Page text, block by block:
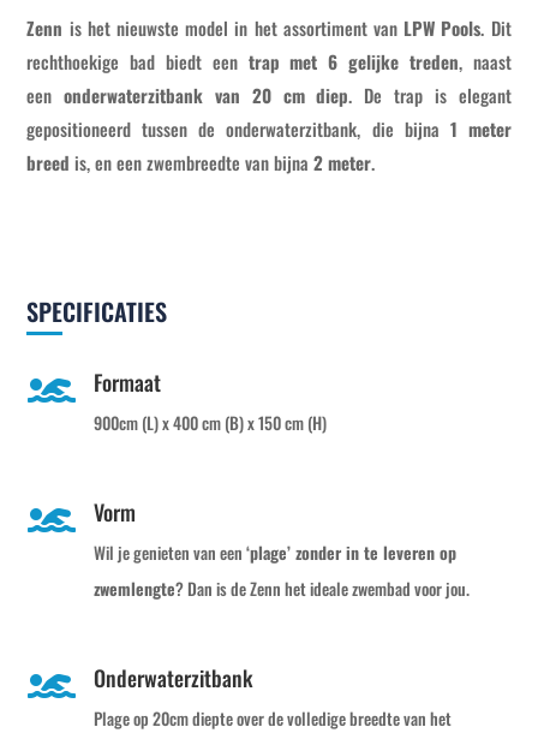
Zenn is het nieuwste model in het assortiment van LPW Pools. Dit
rechthoekige bad biedt een trap met 6 gelijke treden, naast
eenonderwaterzitbank van 20 cm diep. De trap is elegant
gepositioneerd tussen de onderwaterzitbank, die bijna 1 meter
breed is, en een zwembreedte van bijna2 meter.
SPECIFICATIES
 Formaat
900cm (L) x 400 cm (B) x 150 cm (H)
 Vorm
Wil je genieten van een‘plage’ zonder in te leveren op
zwemlengte? Dan is de Zenn het ideale zwembad voor jou.
 Onderwaterzitbank
Plage op 20cm diepte over de volledige breedte van het